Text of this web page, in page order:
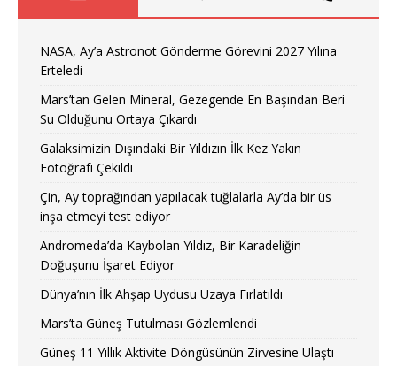
NASA, Ay’a Astronot Gönderme Görevini 2027 Yılına
Erteledi
Mars’tan Gelen Mineral, Gezegende En Başından Beri
Su Olduğunu Ortaya Çıkardı
Galaksimizin Dışındaki Bir Yıldızın İlk Kez Yakın
Fotoğrafı Çekildi
Çin, Ay toprağından yapılacak tuğlalarla Ay’da bir üs
inşa etmeyi test ediyor
Andromeda’da Kaybolan Yıldız, Bir Karadeliğin
Doğuşunu İşaret Ediyor
Dünya’nın İlk Ahşap Uydusu Uzaya Fırlatıldı
Mars’ta Güneş Tutulması Gözlemlendi
Güneş 11 Yıllık Aktivite Döngüsünün Zirvesine Ulaştı